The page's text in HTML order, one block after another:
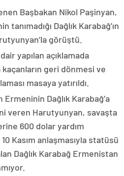
Başbakan Nikol Paşinyan,
tanımadığı Dağlık Karabağ’ın
görüştü.
yapılan açıklamada
kaçanların geri dönmesi ve
masaya yatırıldı.
Dağlık Karabağ’a
veren Harutyunyan, savaşta
600 dolar yardım
Kasım anlaşmasıyla statüsü
Dağlık Karabağ Ermenistan